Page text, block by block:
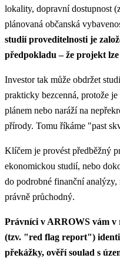
lokality, dopravní dostupnost
plánovaná občanská
studií proveditelnosti je
předpokladu – že projekt
Investor tak může obdržet
prakticky bezcenná, protože
plánem nebo naráží na
přírody. Tomu říkáme "past
Klíčem je provést předběžný
ekonomickou studií, nebo
do podrobné finanční
právně průchodný.
Právníci v ARROWS vám
(tzv. "red flag report")
překážky, ověří soulad s